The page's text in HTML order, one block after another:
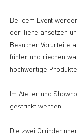
Bei dem Event
der Tiere ansetzen
Besucher Vorurteile
fühlen und riechen
hochwertige
Im Atelier und
gestrickt werden.
Die zwei